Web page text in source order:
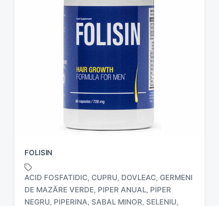
FOLISIN
T
ACID FOSFATIDIC, CUPRU, DOVLEAC, GERMENI
DE MAZĂRE VERDE, PIPER ANUAL, PIPER
NEGRU, PIPERINA, SABAL MINOR, SELENIU,